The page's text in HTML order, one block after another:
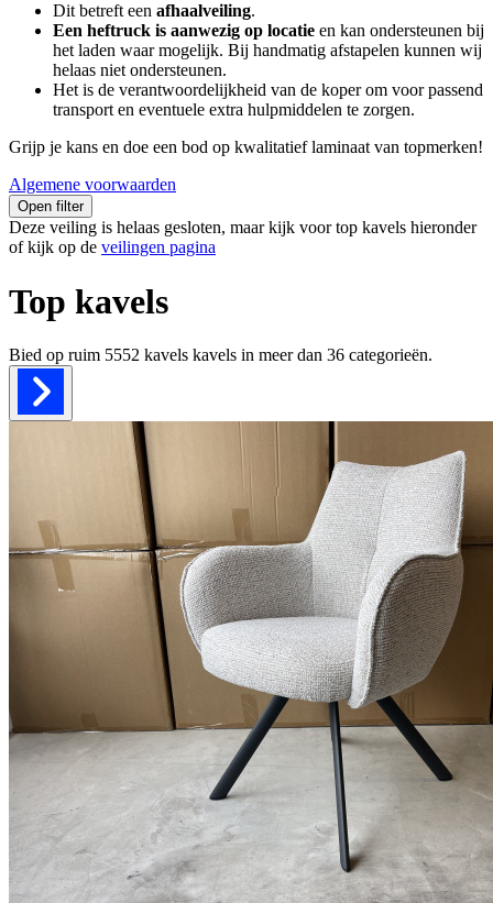
Dit betreft een afhaalveiling.
Een heftruck is aanwezig op locatie en kan ondersteunen bij
het laden waar mogelijk. Bij handmatig afstapelen kunnen wij
helaas niet ondersteunen.
Het is de verantwoordelijkheid van de koper om voor passend
transport en eventuele extra hulpmiddelen te zorgen.
Grijp je kans en doe een bod op kwalitatief laminaat van topmerken!
Algemene voorwaarden
Open filter
Deze veiling is helaas gesloten, maar kijk voor top kavels hieronder
of kijk op de veilingen pagina
Top kavels
Bied op ruim 5552 kavels kavels in meer dan 36 categorieën.